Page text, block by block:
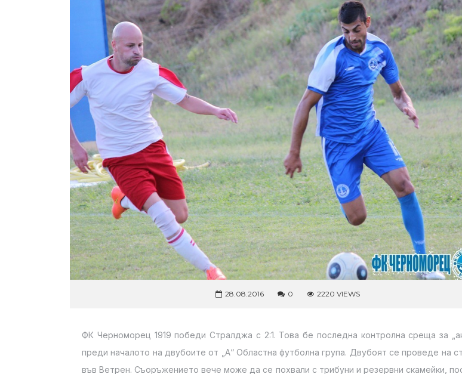
28.08.2016 0 2220 VIEWS
ФК Черноморец 1919 победи Стралджа с 2:1. Това бе последна контролна среща за
преди началото на двубоите от „А“ Областна футболна група. Двубоят се проведе на
във Ветрен. Съоръжението вече може да се похвали с трибуни и резервни скамейки,